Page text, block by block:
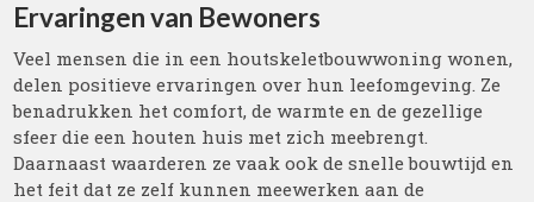
Ervaringen van Bewoners
Veel mensen die in een houtskeletbouwwoning wonen,
delen positieve ervaringen over hun leefomgeving. Ze
benadrukken het comfort, de warmte en de gezellige
sfeer die een houten huis met zich meebrengt.
Daarnaast waarderen ze vaak ook de snelle bouwtijd en
het feit dat ze zelf kunnen meewerken aan de